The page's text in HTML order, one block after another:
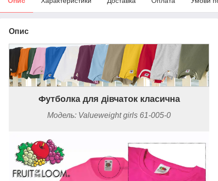
Опис
Футболка для дівчаток класична
Модель: Valueweightgirls 61-005-0